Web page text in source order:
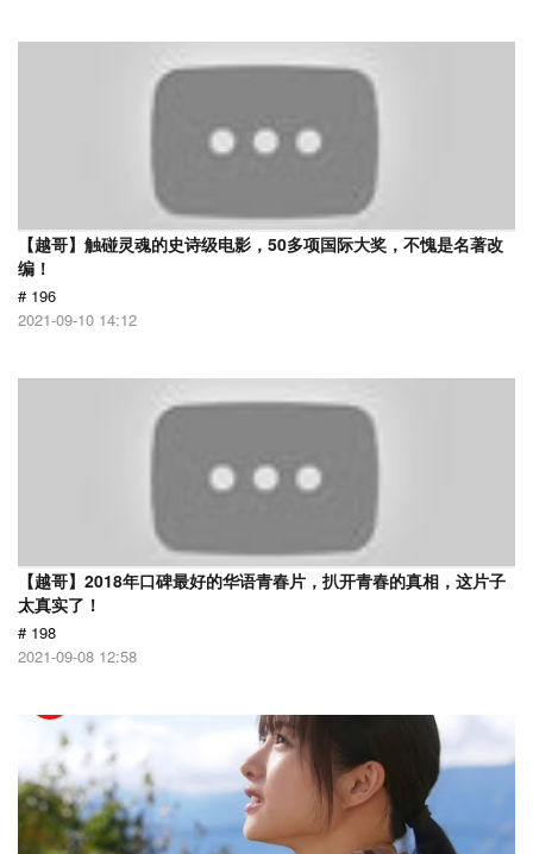
【越哥】触碰灵魂的史诗级电影，50多项国际大奖，不愧是名著改
编！
# 196
2021-09-10 14:12
【越哥】2018年口碑最好的华语青春片，扒开青春的真相，这片子
太真实了！
# 198
2021-09-08 12:58